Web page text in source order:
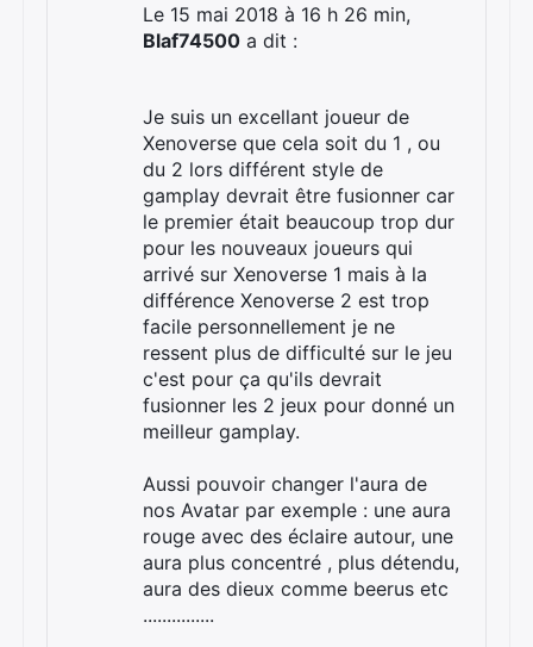
Le 15 mai 2018 à 16 h 26 min,
Blaf74500 a dit :
Je suis un excellant joueur de
Xenoverse que cela soit du 1 , ou
du 2 lors différent style de
gamplay devrait être fusionner car
le premier était beaucoup trop dur
pour les nouveaux joueurs qui
arrivé sur Xenoverse 1 mais à la
différence Xenoverse 2 est trop
facile personnellement je ne
ressent plus de difficulté sur le jeu
c'est pour ça qu'ils devrait
fusionner les 2 jeux pour donné un
meilleur gamplay.
Aussi pouvoir changer l'aura de
nos Avatar par exemple : une aura
rouge avec des éclaire autour, une
aura plus concentré , plus détendu,
aura des dieux comme beerus etc
...............